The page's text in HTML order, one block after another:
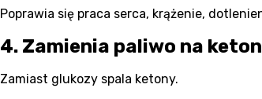
Poprawia się praca serca, krążenie,
4. Zamienia paliwo na
Zamiast glukozy spala ketony.